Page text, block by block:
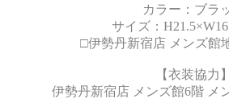
カラー：ブラ
サイズ：
□伊勢丹新宿店 メンズ館
【衣装協力】
伊勢丹新宿店 メンズ館6階 メ